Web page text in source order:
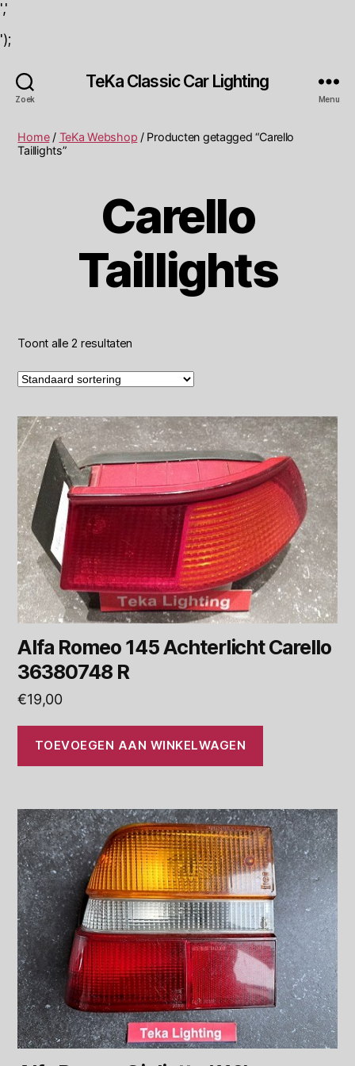
','
');
Zoek
TeKa Classic Car Lighting
Menu
Home/ TeKa Webshop / Producten getagged “Carello
Taillights”
Carello
Taillights
Toont alle 2 resultaten
Alfa Romeo 145 Achterlicht Carello
36380748 R
€19,00
TOEVOEGEN AAN WINKELWAGEN